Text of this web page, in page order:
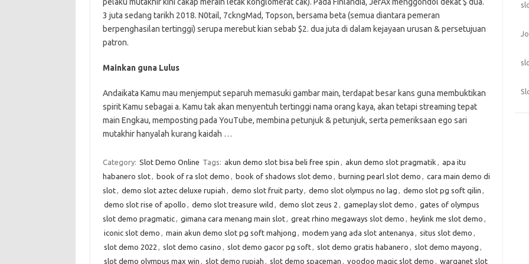
3 juta sedang tarikh 2018. N0tail, 7ckngMad, Topson, bersama beta (semua diantara pemeran
berpenghasilan tertinggi) serupa merebut kian sebab $2. dua juta di dalam kejayaan urusan & persetujuan
patron.
Mainkan guna Lulus
Andaikata Kamu mau menjemput separuh memasuki gambar main, terdapat besar kans guna membuktikan
spirit Kamu sebagai a. Kamu tak akan menyentuh tertinggi nama orang kaya, akan tetapi streaming tepat
main Engkau, memposting pada YouTube, membina petunjuk & petunjuk, serta pemeriksaan ego sari
mutakhir hanyalah kurang kaidah …
Category: Slot Demo Online Tags: akun demo slot bisa beli free spin , akun demo slot pragmatik , apa itu
habanero slot, book of ra slot demo , book of shadows slot demo , burning pearl slot demo , cara main demo di
slot, demo slot aztec deluxe rupiah , demo slot fruit party, demo slot olympus no lag , demo slot pg soft qilin ,
demo slot rise of apollo , demo slot treasure wild , demo slot zeus 2 , gameplay slot demo , gates of olympus
slot demo pragmatic, gimana cara menang main slot, great rhino megaways slot demo , heylink me slot demo ,
iconic slot demo , main akun demo slot pg soft mahjong , modem yang ada slot antenanya , situs slot demo ,
slot demo 2022 , slot demo casino , slot demo gacor pg soft, slot demo gratis habanero , slot demo mayong ,
slot demo olympus max win , slot demo rupiah , slot demo spaceman , voodoo magic slot demo , warganet slot